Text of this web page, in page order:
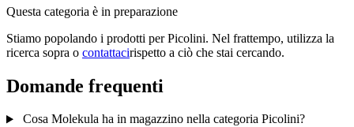
Questa categoria è in preparazione
Stiamo popolando i prodotti per Picolini. Nel frattempo, utilizza la
ricerca sopra o contattacirispetto a ciò che stai cercando.
Domande frequenti
Cosa Molekula ha in magazzino nella categoria Picolini?